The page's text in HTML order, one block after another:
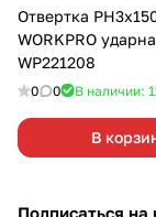
Отвертка
WORKPRO
WP221208
0 0 В наличии:
В
Подписаться на